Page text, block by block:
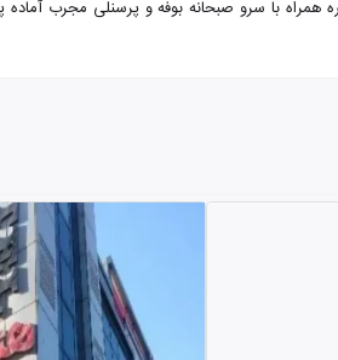
از ارومیه هتل پاسارگاد با تضمین بهترین قیمت. هتل پاسارگاد 2 ستاره